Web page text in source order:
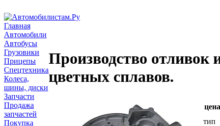
Главная
Автомобили
Автобусы
Грузовики
Прицепы
Спецтехника
Колеса,
шины, диски
Запчасти
Продажа
запчастей
Покупка
Производство отливок
цветных сплавов.
тип